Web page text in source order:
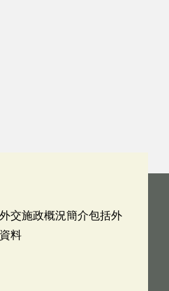
交施政概況簡介包括外
料